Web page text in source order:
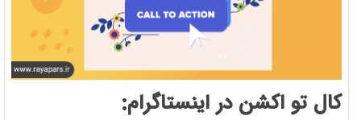
کال تو اکشن در اینستاگرام: